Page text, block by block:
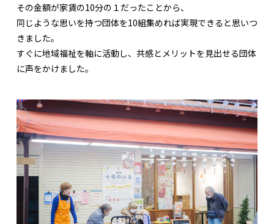
その金額が家賃の10分の１だったことから、
同じような思いを持つ団体を10組集めれば実現できると思いつ
きました。
すぐに地域福祉を軸に活動し、共感とメリットを見出せる団体
に声をかけました。